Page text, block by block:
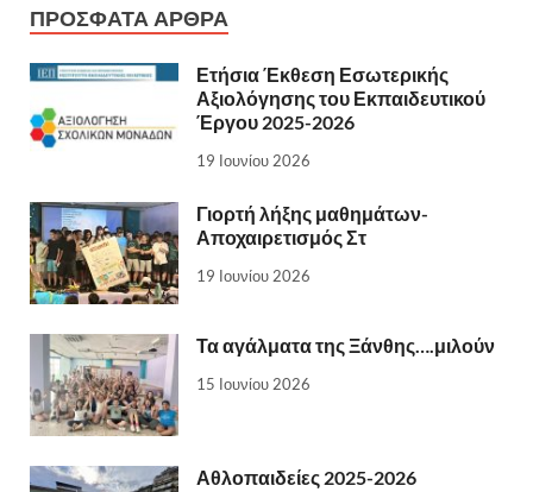
ΠΡΌΣΦΑΤΑ ΆΡΘΡΑ
Ετήσια Έκθεση Εσωτερικής
Αξιολόγησης του Εκπαιδευτικού
Έργου 2025-2026
19 Ιουνίου 2026
Γιορτή λήξης μαθημάτων-
Αποχαιρετισμός Στ
19 Ιουνίου 2026
Τα αγάλματα της Ξάνθης….μιλούν
15 Ιουνίου 2026
Αθλοπαιδείες 2025-2026